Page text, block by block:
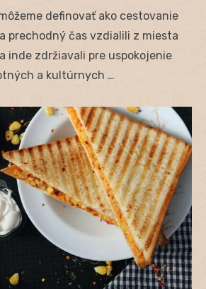
definovať ako cestovanie
prechodný čas vzdialili z miesta
inde zdržiavali pre uspokojenie
a kultúrnych …